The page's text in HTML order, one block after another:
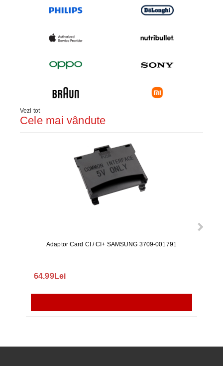
Vezi tot
Cele mai vândute
Adaptor Card CI / CI+ SAMSUNG 3709-001791
64.99Lei